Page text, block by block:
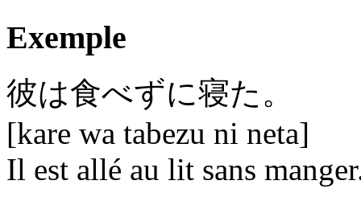
Exemple
彼は食べずに寝た。
[kare wa tabezu ni neta]
Il est allé au lit sans